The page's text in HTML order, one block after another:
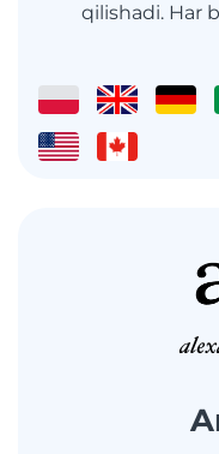
qilishadi. Har